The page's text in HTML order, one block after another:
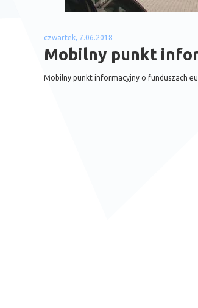
czwartek, 7.06.2018
Mobilny punkt
Mobilny punkt informacyjny o funduszach